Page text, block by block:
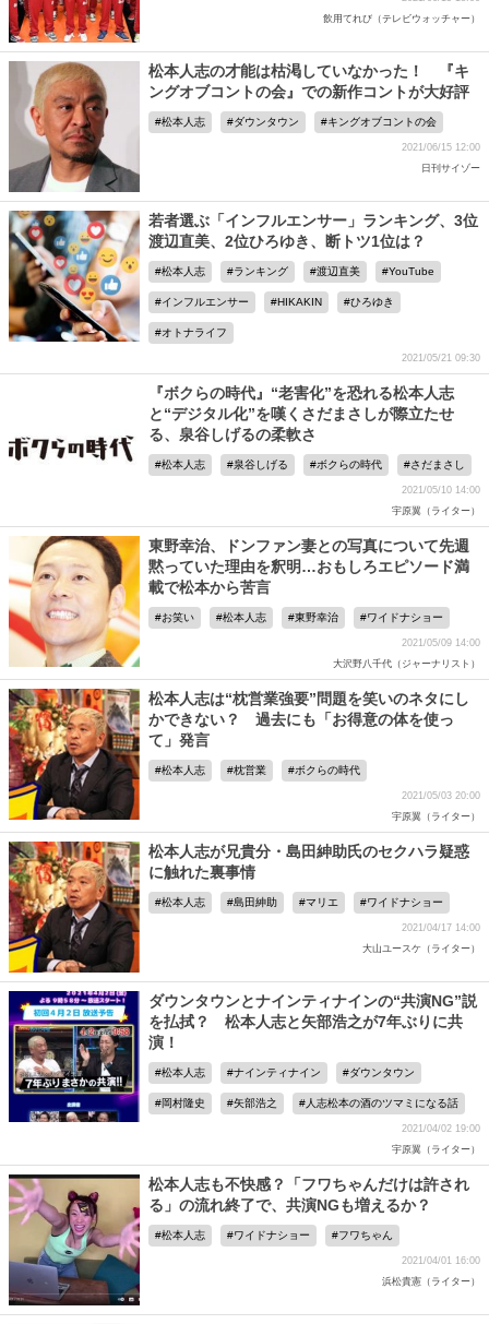
飲用てれび（テレビウォッチャー）
松本人志の才能は枯渇していなかった！ 『キ
ングオブコントの会』での新作コントが大好評
松本人志 ダウンタウン キングオブコントの会
2021/06/15 12:00
日刊サイゾー
若者選ぶ「インフルエンサー」ランキング、3位
渡辺直美、2位ひろゆき、断トツ1位は？
松本人志 ランキング 渡辺直美 YouTube
インフルエンサー HIKAKIN ひろゆき
オトナライフ
2021/05/21 09:30
『ボクらの時代』“老害化”を恐れる松本人志
と“デジタル化”を嘆くさだまさしが際立たせ
る、泉谷しげるの柔軟さ
松本人志 泉谷しげる ボクらの時代 さだまさし
2021/05/10 14:00
宇原翼（ライター）
東野幸治、ドンファン妻との写真について先週
黙っていた理由を釈明…おもしろエピソード満
載で松本から苦言
お笑い 松本人志 東野幸治 ワイドナショー
2021/05/09 14:00
大沢野八千代（ジャーナリスト）
松本人志は“枕営業強要”問題を笑いのネタにし
かできない？ 過去にも「お得意の体を使っ
て」発言
松本人志 枕営業 ボクらの時代
2021/05/03 20:00
宇原翼（ライター）
松本人志が兄貴分・島田紳助氏のセクハラ疑惑
に触れた裏事情
松本人志 島田紳助 マリエ ワイドナショー
2021/04/17 14:00
大山ユースケ（ライター）
ダウンタウンとナインティナインの“共演NG”説
を払拭？ 松本人志と矢部浩之が7年ぶりに共
演！
松本人志 ナインティナイン ダウンタウン
岡村隆史 矢部浩之 人志松本の酒のツマミになる話
2021/04/02 19:00
宇原翼（ライター）
松本人志も不快感？「フワちゃんだけは許され
る」の流れ終了で、共演NGも増えるか？
松本人志 ワイドナショー フワちゃん
2021/04/01 16:00
浜松貴憲（ライター）